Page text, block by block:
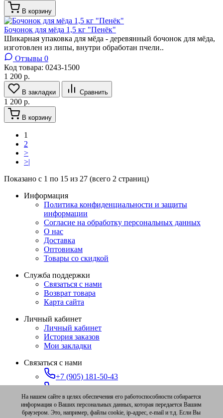
В корзину
Бочонок для мёда 1,5 кг "Пенёк"
Шикарная упаковка для мёда - деревянный бочонок для мёда,
изготовлен из липы, внутри обработан пчели..
Отзывы 0
Код товара: 0243-1500
1 200 р.
В закладки Сравнить
1 200 р.
В корзину
1
2
>
>|
Показано с 1 по 15 из 27 (всего 2 страниц)
Информация
Политика конфиденциальности и защиты
информации
Согласие на обработку персональных данных
О нас
Доставка
Оптовикам
Товары со скидкой
Служба поддержки
Связаться с нами
Возврат товара
Карта сайта
Личный кабинет
Личный кабинет
История заказов
Мои закладки
Связаться с нами
+7 (905) 181-50-43
zakaz@ufa-pchelovod.ru
На нашем сайте в целях обеспечения его работоспособности собирается
информация о Ваших персональных данных, которая передается Вашим
браузером. Это, например, файлы cookie, ip-адрес, e-mail и т.д. Если Вы